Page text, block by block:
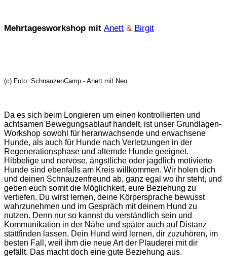
Mehrtagesworkshop mit Anett & Birgit
(c) Foto: SchnauzenCamp - Anett mit Neo
Da es sich beim Longieren um einen kontrollierten und
achtsamen Bewegungsablauf handelt, ist unser Grundlagen-
Workshop sowohl für heranwachsende und erwachsene
Hunde, als auch für Hunde nach Verletzungen in der
Regenerationsphase und alternde Hunde geeignet.
Hibbelige und nervöse, ängstliche oder jagdlich motivierte
Hunde sind ebenfalls am Kreis willkommen. Wir holen dich
und deinen Schnauzenfreund ab, ganz egal wo ihr steht, und
geben euch somit die Möglichkeit, eure Beziehung zu
vertiefen. Du wirst lernen, deine Körpersprache bewusst
wahrzunehmen und im Gespräch mit deinem Hund zu
nutzen. Denn nur so kannst du verständlich sein und
Kommunikation in der Nähe und später auch auf Distanz
stattfinden lassen. Dein Hund wird lernen, dir zuzuhören, im
besten Fall, weil ihm die neue Art der Plauderei mit dir
gefällt. Das macht doch eine gute Beziehung aus.